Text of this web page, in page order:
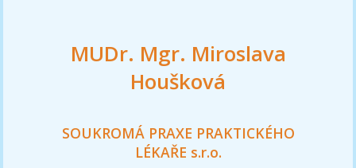
MUDr. Mgr. Miroslava
Houšková
SOUKROMÁ PRAXE PRAKTICKÉHO
LÉKAŘE s.r.o.